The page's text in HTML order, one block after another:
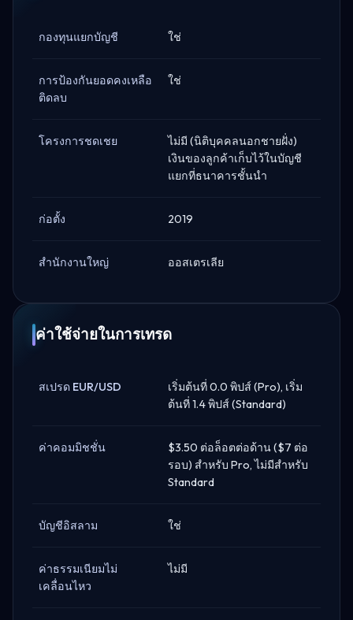
กองทุนแยกบัญชี ใช่
การป้องกันยอดคงเหลือ
ติดลบ
ใช่
โครงการชดเชย
ไม่มี (นิติบุคคลนอกชายฝั่ง)
เงินของลูกค้าเก็บไว้ในบัญชี
แยกที่ธนาคารชั้นนำ
ก่อตั้ง 2019
สำนักงานใหญ่ ออสเตรเลีย
ค่าใช้จ่ายในการเทรด
สเปรด EUR/USD
เริ่มต้นที่ 0.0 พิปส์ (Pro), เริ่ม
ต้นที่ 1.4 พิปส์ (Standard)
ค่าคอมมิชชั่น
$3.50 ต่อล็อตต่อด้าน ($7 ต่อ
รอบ) สำหรับ Pro, ไม่มีสำหรับ
Standard
บัญชีอิสลาม ใช่
ค่าธรรมเนียมไม่
เคลื่อนไหว
ไม่มี